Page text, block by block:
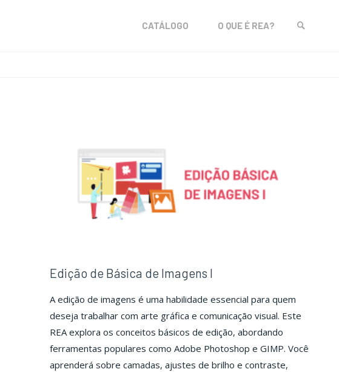
CATÁLOGO O QUE É REA?
Edição de Básica de Imagens I
A edição de imagens é uma habilidade essencial para quem
deseja trabalhar com arte gráfica e comunicação visual. Este
REA explora os conceitos básicos de edição, abordando
ferramentas populares como Adobe Photoshop e GIMP. Você
aprenderá sobre camadas, ajustes de brilho e contraste,